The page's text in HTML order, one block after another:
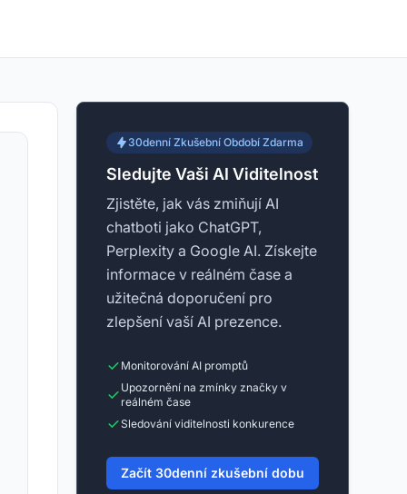
30denní Zkušební Období Zdarma
Sledujte Vaši AI Viditelnost
Zjistěte, jak vás zmiňují AI
chatboti jako ChatGPT,
Perplexity a Google AI. Získejte
informace v reálném čase a
užitečná doporučení pro
zlepšení vaší AI prezence.
Monitorování AI promptů
Upozornění na zmínky značky v
reálném čase
Sledování viditelnosti konkurence
Začít 30denní zkušební dobu